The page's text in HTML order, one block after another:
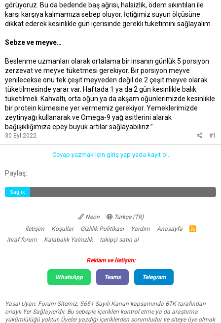
görüyoruz. Bu da bedende baş ağrısı, halsizlik, ödem sıkıntıları ile
karşı karşıya kalmamıza sebep oluyor. İçtiğimiz suyun ölçüsüne
dikkat ederek kesinlikle gün içerisinde gerekli tüketimini sağlayalım.
Sebze ve meyve…
Beslenme uzmanları olarak ortalama bir insanın günlük 5 porsiyon
zerzevat ve meyve tüketmesi gerekiyor. Bir porsiyon meyve
yenilecekse onu tek çeşit meyveden değil de 2 çeşit meyve olarak
tüketilmesinde yarar var. Haftada 1 ya da 2 gün kesinlikle balık
tüketilmeli. Kahvaltı, orta öğün ya da akşam öğünlerimizde kesinlikle
bir protein kümesine yer vermemiz gerekiyor. Yemeklerimizde
zeytinyağı kullanarak ve Omega-9 yağ asitlerini alarak
bağışıklığımıza epey büyük artılar sağlayabiliriz.”
30 Eyl 2022 #1
Cevap yazmak için giriş yap yada kayıt ol.
Paylaş:
Sağlık
Neon
Türkçe (TR)
İletişim
Koşullar Gizlilik Politikası Yardım Anasayfa
R
itiraf forum Kalabalık Yalnızlık takipçi satın al
Reklam ve İletişim:
WhatsApp Teams Telegram
Yasal Uyarı: Forum Sitemiz; 5651 Sayılı Kanun kapsamında BTK tarafından
onaylı Yer Sağlayıcı'dır. Bu sebeple içerikleri kontrol etme ya da araştırma
yükümlülüğü yoktur. Üyeler yazdığı içeriklerden sorumludur ve siteye üye olmak